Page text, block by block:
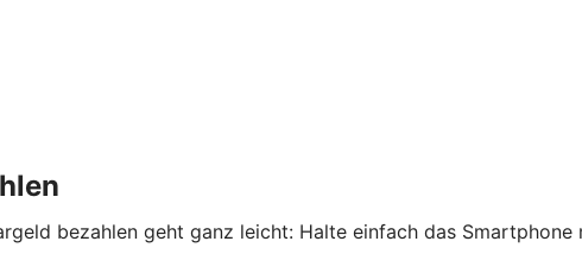
bezahlen geht ganz leicht: Halte einfach das